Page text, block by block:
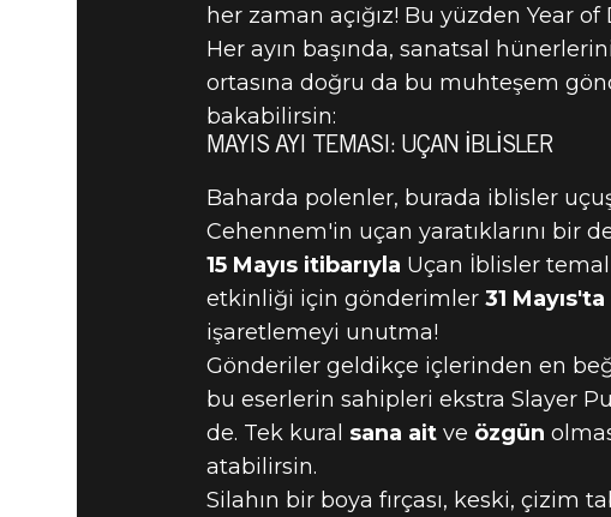
DOOM® Eternal 08 Mayıs 2019
DOOM
GÖNDER -
UÇAN
her zaman açığız! Bu yüzden Year
Her ayın başında, sanatsal
ortasına doğru da bu muhteşem
bakabilirsin:
MAYIS AYI TEMASI: UÇAN İBLISLER
Baharda polenler, burada iblisler
Cehennem'in uçan yaratıklarını bir
15 Mayıs itibarıyla Uçan İblisler
etkinliği için gönderimler 31
işaretlemeyi unutma!
Gönderiler geldikçe içlerinden en
bu eserlerin sahipleri ekstra Slayer
de. Tek kural sana ait ve özgün
atabilirsin.
Silahın bir boya fırçası, keski, çizim